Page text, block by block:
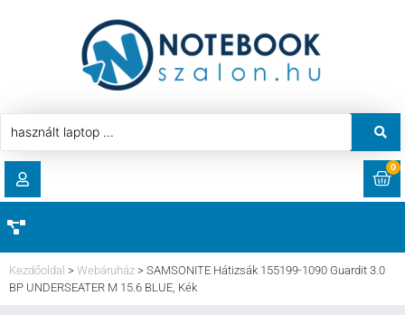
LETÖLTÉSEK
0
HASZNÁLT LAPTOP
AKCIÓ
Kezdőoldal > Webáruház > SAMSONITE Hátizsák 155199-1090 Guardit 3.0
BP UNDERSEATER M 15.6 BLUE, Kék